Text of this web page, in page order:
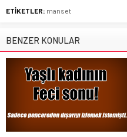
ETİKETLER: manset
BENZER KONULAR